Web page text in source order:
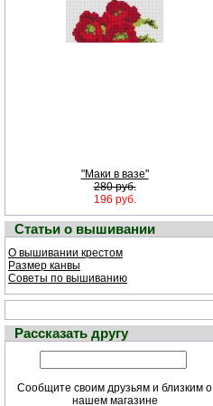
"Маки в вазе"
280 руб.
196 руб.
Статьи о вышивании
О вышивании крестом
Размер канвы
Советы по вышиванию
Рассказать другу
Сообщите своим друзьям и близким о
нашем магазине